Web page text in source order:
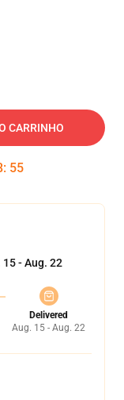
CARRINHO
: 54
15 - Aug. 22
Delivered
Aug. 15 - Aug. 22